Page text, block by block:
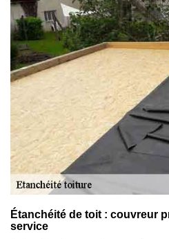
Étanchéité de toit : couvreur
service